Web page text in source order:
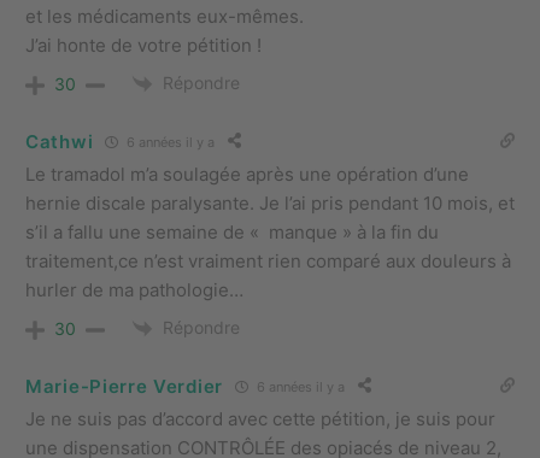
et les médicaments eux-mêmes.
J’ai honte de votre pétition !
30 Répondre
Cathwi 6 années il y a
Le tramadol m’a soulagée après une opération d’une
hernie discale paralysante. Je l’ai pris pendant 10 mois, et
s’il a fallu une semaine de « manque » à la fin du
traitement,ce n’est vraiment rien comparé aux douleurs à
hurler de ma pathologie…
30 Répondre
Marie-Pierre Verdier 6 années il y a
Je ne suis pas d’accord avec cette pétition, je suis pour
une dispensation CONTRÔLÉE des opiacés de niveau 2,